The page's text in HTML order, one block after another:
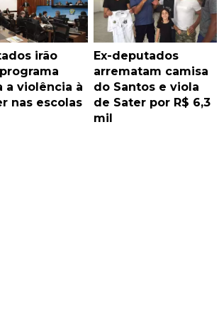
irão
a violência à
nas escolas
Ex-deputados
arrematam camisa
do Santos e viola
de Sater por R$ 6,3
mil